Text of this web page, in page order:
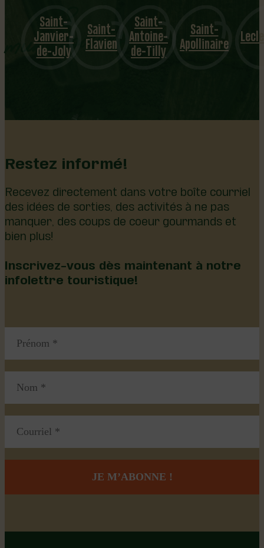
1
8
mu
nicipalités
Saint-
Janvier-
de-Joly
Saint-
Flavien
Saint-
Antoine-
de-Tilly
Saint-
Apollinaire
Restez informé!
Recevez directement dans votre boîte courriel
des idées de sorties, des activités à ne pas
manquer, des coups de coeur gourmands et
bien plus!
Inscrivez-vous dès maintenant à notre
infolettre touristique!